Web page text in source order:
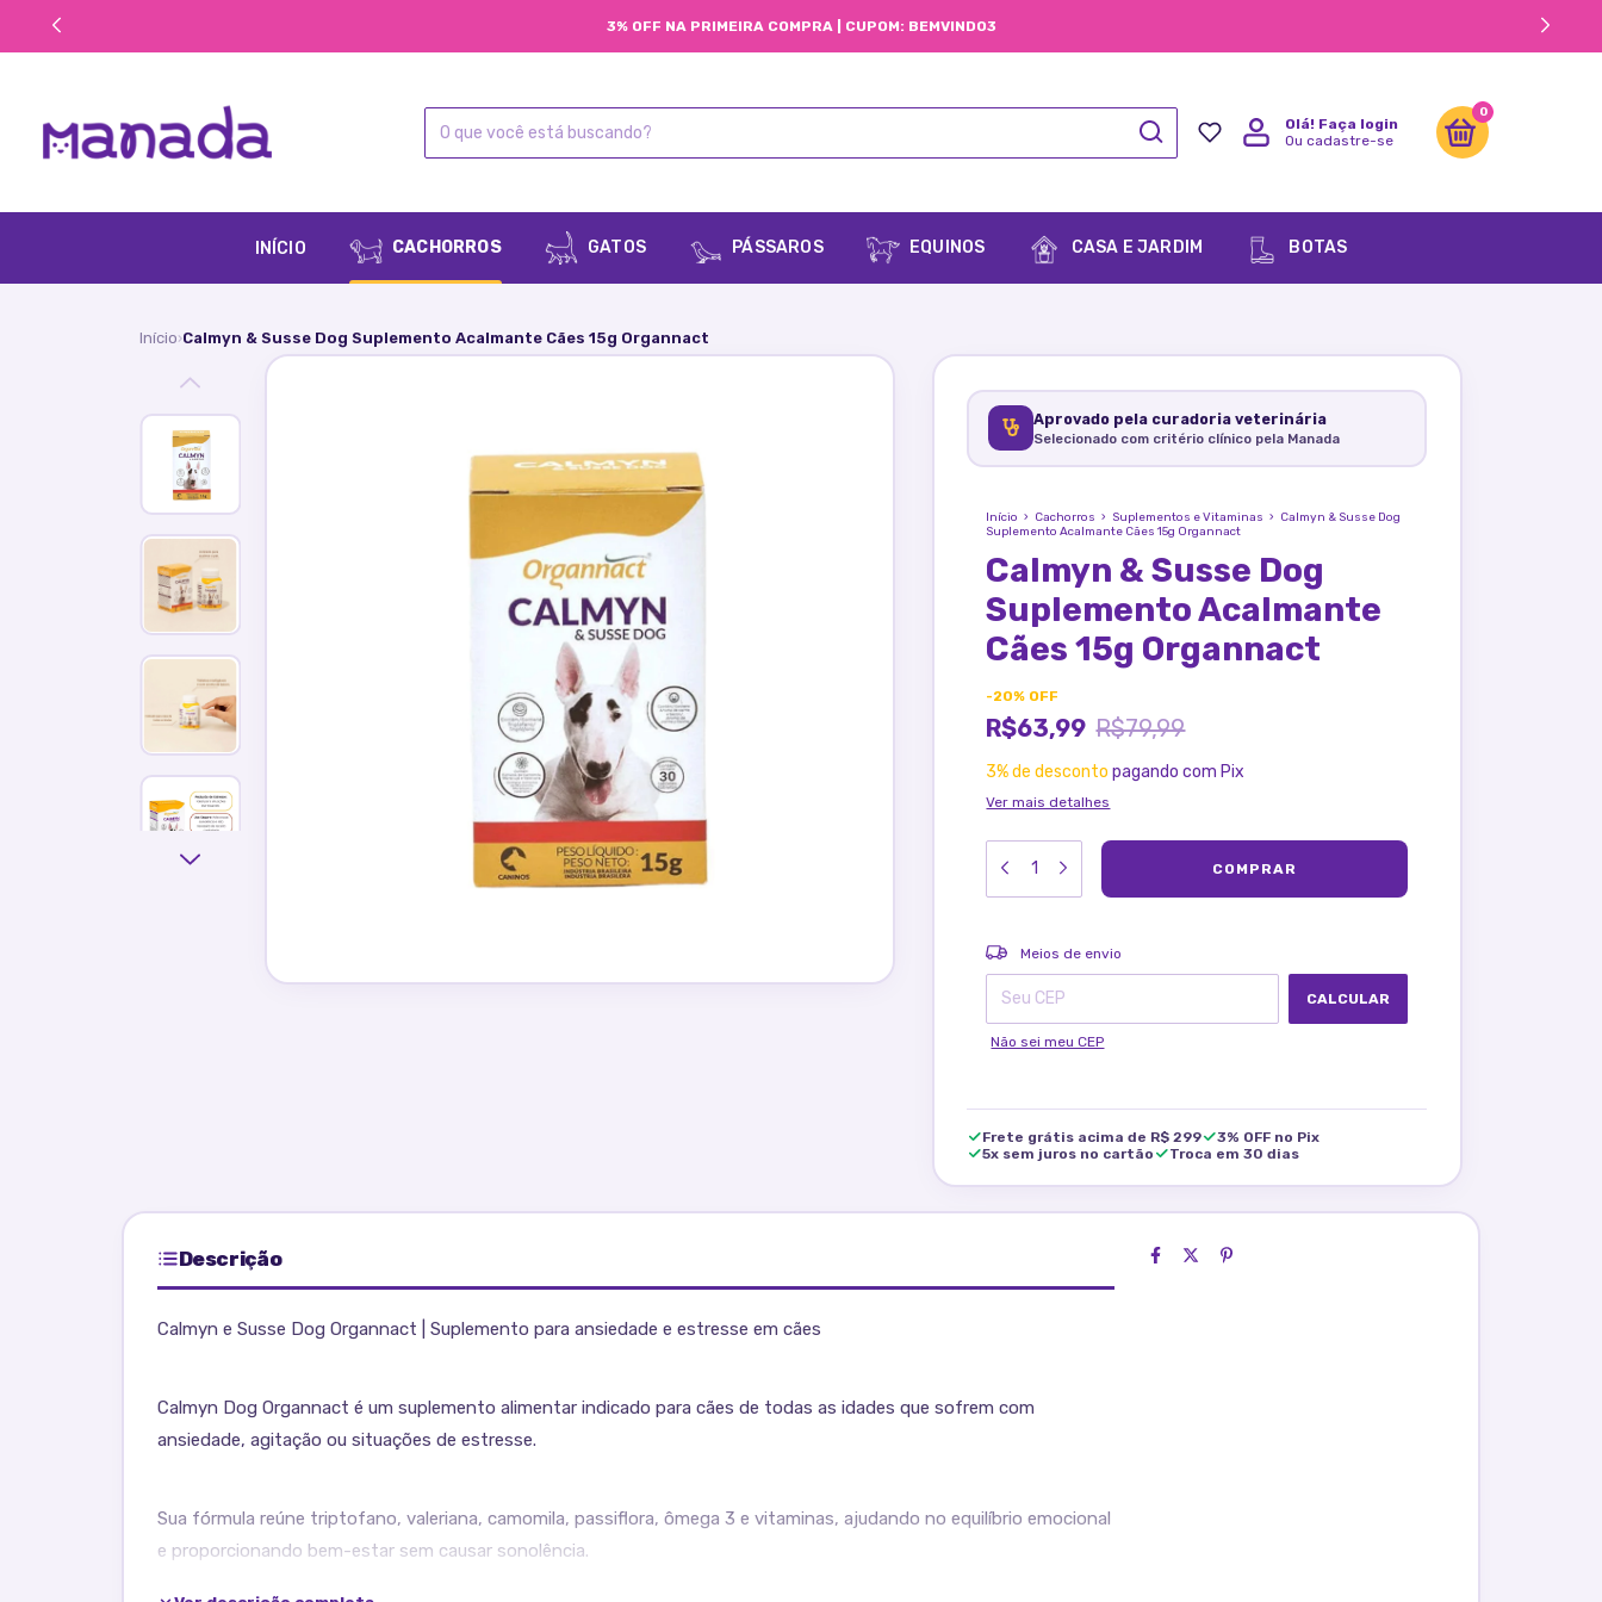
3% OFF NA PRIMEIRA COMPRA | CUPOM: BEMVINDO3
Olá! Faça login
Ou cadastre-se
0
INÍCIO CACHORROS GATOS PÁSSAROS EQUINOS CASA E JARDIM BOTAS
Início›Calmyn & Susse Dog Suplemento Acalmante Cães 15g Organnact
Aprovado pela curadoria veterinária
Selecionado com critério clínico pela Manada
Início › Cachorros › Suplementos e Vitaminas › Calmyn & Susse Dog
Suplemento Acalmante Cães 15g Organnact
Calmyn & Susse Dog
Suplemento Acalmante
Cães 15g Organnact
-20% OFF
R$63,99 R$79,99
3% de desconto pagando com Pix
Ver mais detalhes
Entregas para o CEP:
Meios de envio
CALCULAR
Não sei meu CEP
Frete grátis acima de R$ 299
3% OFF no Pix
5x sem juros no cartão
Troca em 30 dias
Descrição
Calmyn e Susse Dog Organnact | Suplemento para ansiedade e estresse em cães
Calmyn Dog Organnact é um suplemento alimentar indicado para cães de todas as idades que sofrem com
ansiedade, agitação ou situações de estresse.
Sua fórmula reúne triptofano, valeriana, camomila, passiflora, ômega 3 e vitaminas, ajudando no equilíbrio emocional
e proporcionando bem-estar sem causar sonolência.